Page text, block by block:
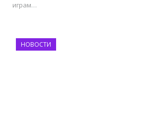
играм…
НОВОСТИ